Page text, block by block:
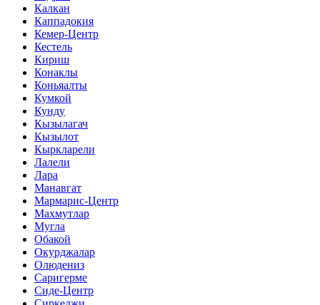
Калкан
Каппадокия
Кемер-Центр
Кестель
Кириш
Конаклы
Коньяалты
Кумкой
Кунду
Кызылагач
Кызылот
Кыркларели
Лалели
Лара
Манавгат
Мармарис-Центр
Махмутлар
Мугла
Обакой
Окурджалар
Олюдениз
Саригерме
Сиде-Центр